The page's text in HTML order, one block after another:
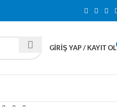
GIRIŞ YAP / KAYIT OL